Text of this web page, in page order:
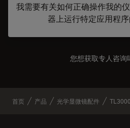
我需要有关如何正确操作我的
器上运行特定应用程序
您想获取专人咨询
首页 产品 光学显微镜配件